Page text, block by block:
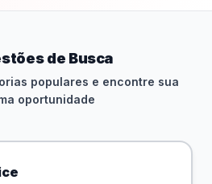
de Busca
populares e encontre sua
oportunidade